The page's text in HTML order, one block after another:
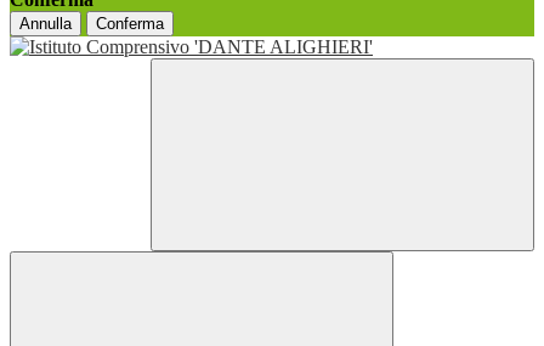
Annulla Conferma